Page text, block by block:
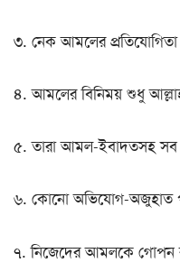
৩. নেক আমলের
৪. আমলের বিনিময় শুধু
৫. তারা আমল-ইবাদতসহ সব
৬. কোনো অভিযোগ-অজুহাত
৭. নিজেদের আমলকে গোপন